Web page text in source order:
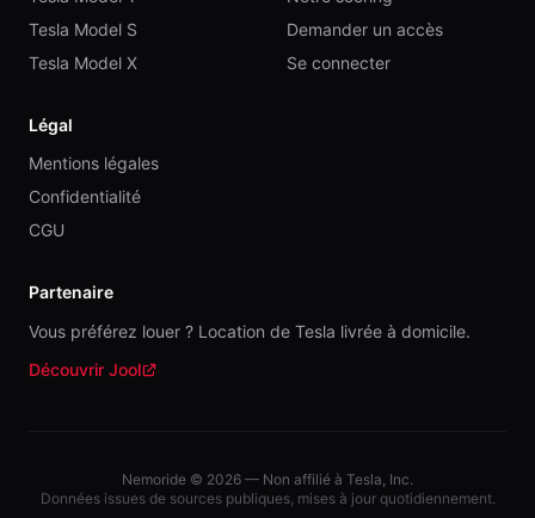
Tesla Model S
Tesla Model X
Demander un accès
Se connecter
Légal
Mentions légales
Confidentialité
CGU
Partenaire
Vous préférez louer ? Location de Tesla livrée à domicile.
Découvrir Jool
(nouvelle fenêtre)
Nemoride © 2026 — Non affilié à Tesla, Inc.
Données issues de sources publiques, mises à jour quotidiennement.